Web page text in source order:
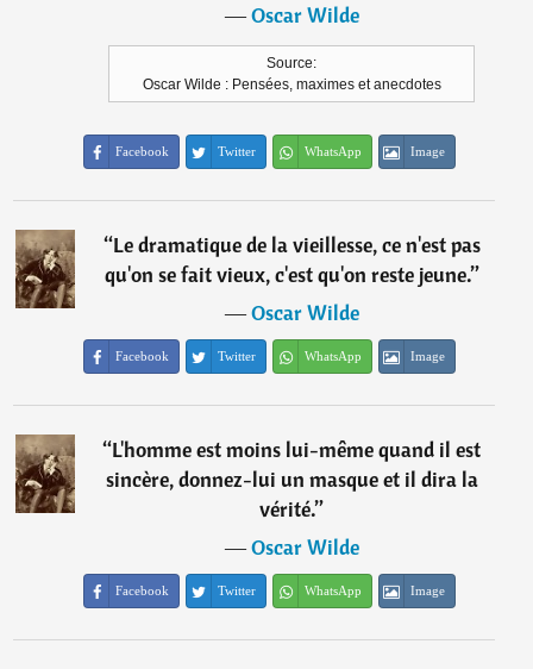
―Oscar Wilde
Source:
Oscar Wilde : Pensées, maximes et anecdotes
Facebook Twitter WhatsApp Image
“Le dramatique de la vieillesse, ce n'est pas
qu'on se fait vieux, c'est qu'on reste jeune.”
―Oscar Wilde
Facebook Twitter WhatsApp Image
“L'homme est moins lui-même quand il est
sincère, donnez-lui un masque et il dira la
vérité.”
―Oscar Wilde
Facebook Twitter WhatsApp Image